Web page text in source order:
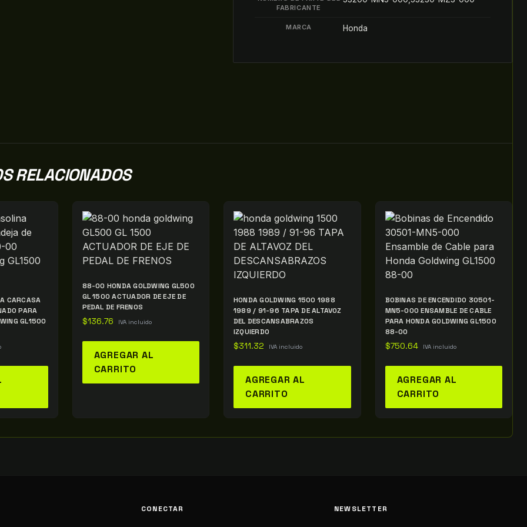
FABRICANTE
MARCA Honda
RELACIONADOS
CARCASA
PARA
GL1500
88-00 HONDA GOLDWING GL500
GL 1500 ACTUADOR DE EJE DE
PEDAL DE FRENOS
$136.76 IVA incluido
AGREGAR AL
CARRITO
HONDA GOLDWING 1500 1988
1989 / 91-96 TAPA DE ALTAVOZ
DEL DESCANSABRAZOS
IZQUIERDO
$311.32 IVA incluido
AGREGAR AL
CARRITO
BOBINAS DE ENCENDIDO 30501-
MN5-000 ENSAMBLE DE CABLE
PARA HONDA GOLDWING GL1500
88-00
$750.64 IVA incluido
AGREGAR AL
CARRITO
CONECTAR NEWSLETTER